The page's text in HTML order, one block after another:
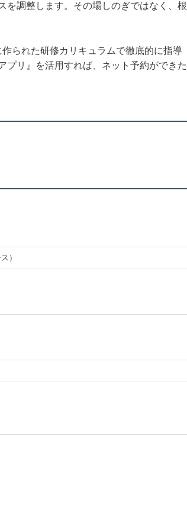
を調整します。その場しのぎではなく、根
られた研修カリキュラムで徹底的に指導
プリ』を活用すれば、ネット予約ができた
）